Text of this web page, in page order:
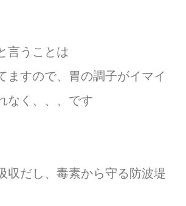
言うことは
ますので、胃の調子がイマイ
なく、、、です
収だし、毒素から守る防波堤